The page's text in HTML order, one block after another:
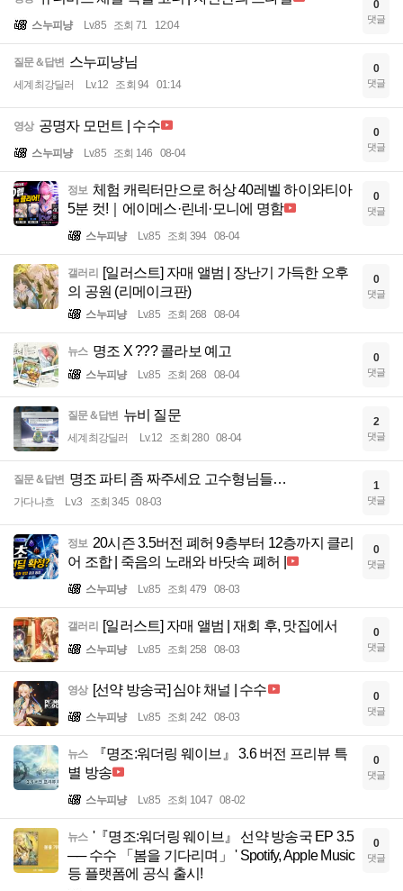
스누피냥 Lv.85 조회 71 12:04
0
댓글
질문＆답변 스누피냥님
세계최강딜러 Lv.12 조회 94 01:14
0
댓글
영상 공명자 모먼트 | 수수
스누피냥 Lv.85 조회 146 08-04
0
댓글
정보 체험 캐릭터만으로 허상 40레벨 하이와티아
5분 컷!｜에이메스·린네·모니에 명함
스누피냥 Lv.85 조회 394 08-04
0
댓글
갤러리 [일러스트] 자매 앨범 | 장난기 가득한 오후
의 공원 (리메이크판)
스누피냥 Lv.85 조회 268 08-04
0
댓글
뉴스 명조 X ??? 콜라보 예고
스누피냥 Lv.85 조회 268 08-04
0
댓글
질문＆답변 뉴비 질문
세계최강딜러 Lv.12 조회 280 08-04
2
댓글
질문＆답변 명조 파티 좀 짜주세요 고수형님들…
가다나흐 Lv.3 조회 345 08-03
1
댓글
정보 20시즌 3.5버전 폐허 9층부터 12층까지 클리
어 조합 | 죽음의 노래와 바닷속 폐허 |
스누피냥 Lv.85 조회 479 08-03
0
댓글
갤러리 [일러스트] 자매 앨범 | 재회 후, 맛집에서
스누피냥 Lv.85 조회 258 08-03
0
댓글
영상 [선약 방송국] 심야 채널 | 수수
스누피냥 Lv.85 조회 242 08-03
0
댓글
뉴스
『명조:워더링 웨이브』 3.6 버전 프리뷰 특
별 방송
스누피냥 Lv.85 조회 1047 08-02
0
댓글
뉴스 '『명조:워더링 웨이브』 선약 방송국 EP 3.5
── 수수 「봄을 기다리며」 ' Spotify, Apple Music
등 플랫폼에 공식 출시!
0
댓글